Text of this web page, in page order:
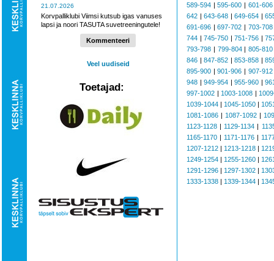
21.07.2026
Korvpalliklubi Viimsi kutsub igas vanuses
lapsi ja noori TASUTA suvetreeningutele!
Kommenteeri
Veel uudiseid
Toetajad:
589-594 |595-600 | 601-606
642 |643-648 |649-654 |
691-696 |697-702 | 703-708
744 |745-750 |751-756 |
793-798 | 799-804| 805-810
846 |847-852 |853-858 |
895-900 |901-906 | 907-912
948 |949-954 |955-960 |
997-1002 | 1003-1008 |
1039-1044 | 1045-1050 |
1081-1086 | 1087-1092 |
1123-1128 | 1129-1134 |
1165-1170 | 1171-1176|
1207-1212 | 1213-1218 |
1249-1254 | 1255-1260 |
1291-1296 | 1297-1302 |
1333-1338 | 1339-1344 |